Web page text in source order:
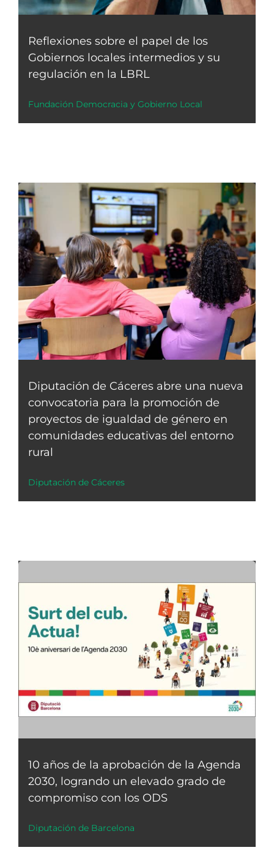
Reflexiones sobre el papel de los
Gobiernos locales intermedios y su
regulación en la LBRL
Fundación Democracia y Gobierno Local
Diputación de Cáceres abre una nueva
convocatoria para la promoción de
proyectos de igualdad de género en
comunidades educativas del entorno
rural
Diputación de Cáceres
10 años de la aprobación de la Agenda
2030, logrando un elevado grado de
compromiso con los ODS
Diputación de Barcelona